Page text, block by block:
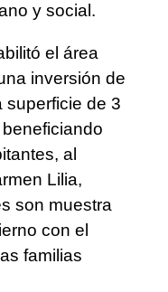
y social.
el área
inversión de
superficie de 3
al
Lilia,
son muestra
con el
familias